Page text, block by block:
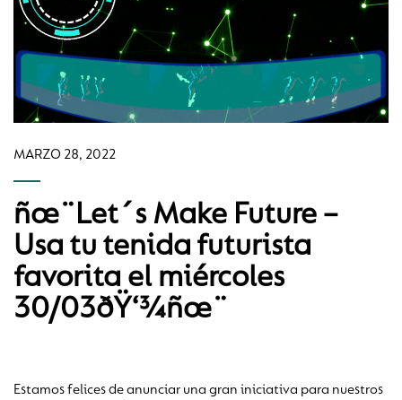
MARZO 28, 2022
ñœ¨Let´s Make Future –
Usa tu tenida futurista
favorita el miércoles
30/03ðŸ‘¾ñœ¨
Estamos felices de anunciar una gran iniciativa para nuestros